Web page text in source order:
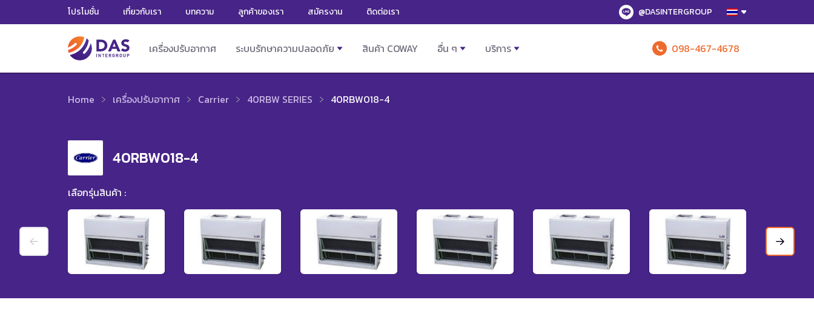
โปรโมชั่น เกี่ยวกับเรา บทความ ลูกค้าของเรา สมัครงาน ติดต่อเรา @DASINTERGROUP
เครื่องปรับอากาศ ระบบรักษาความปลอดภัย สินค้า COWAY อื่น ๆ บริการ 098-467-4678
Home เครื่องปรับอากาศ Carrier 40RBW SERIES 40RBW018-4
40RBW018-4
เลือกรุ่นสินค้า :